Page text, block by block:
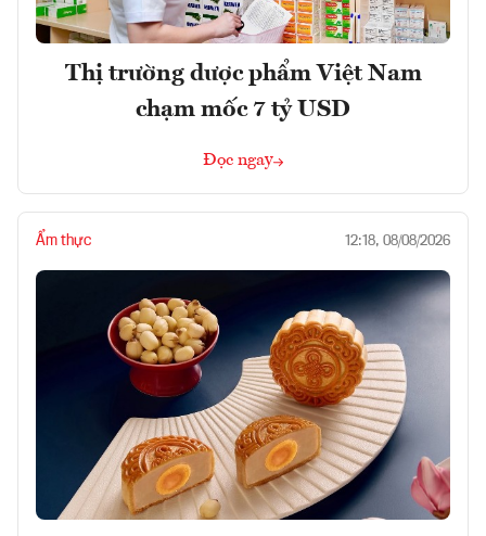
Thị trường dược phẩm Việt Nam
chạm mốc 7 tỷ USD
Đọc ngay
Ẩm thực 12:18, 08/08/2026